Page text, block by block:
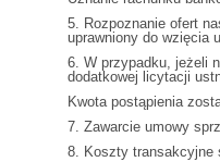
5. Rozpoznanie ofert
uprawniony do wzięcia
6. W przypadku, jeżeli
dodatkowej licytacji
Kwota postąpienia
7. Zawarcie umowy
8. Koszty transakcyjne